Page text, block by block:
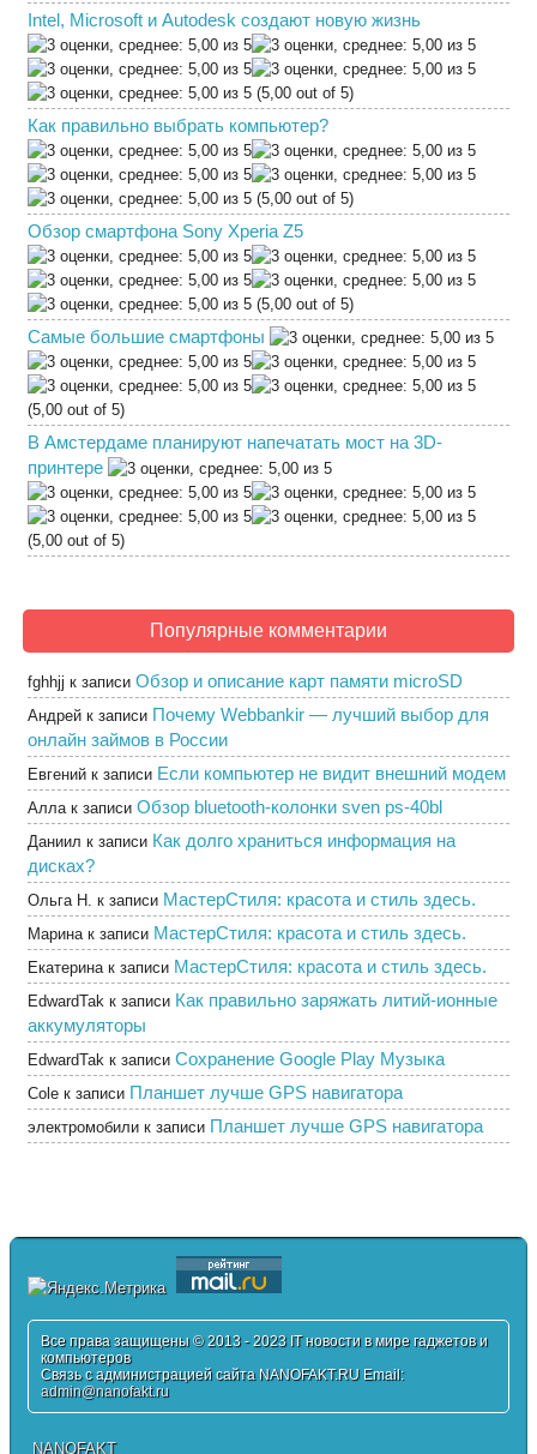
Intel, Microsoft и Autodesk создают новую жизнь
(5,00 out of 5)
Как правильно выбрать компьютер?
(5,00 out of 5)
Обзор смартфона Sony Xperia Z5
(5,00 out of 5)
Самые большие смартфоны
(5,00 out of 5)
В Амстердаме планируют напечатать мост на 3D-
принтере
(5,00 out of 5)
Популярные комментарии
fghhjj к записи Обзор и описание карт памяти microSD
Андрей к записи Почему Webbankir — лучший выбор для
онлайн займов в России
Евгений к записи Если компьютер не видит внешний модем
Аллак записи Обзор bluetooth-колонки sven ps-40bl
Даниил к записи Как долго храниться информация на
дисках?
Ольга Н. к записи МастерСтиля: красота и стиль здесь.
Маринак записи МастерСтиля: красота и стиль здесь.
Екатеринак записи МастерСтиля: красота и стиль здесь.
EdwardTak к записи Как правильно заряжать литий-ионные
аккумуляторы
EdwardTak к записи Сохранение Google Play Музыка
Cole к записи Планшет лучше GPS навигатора
электромобили к записи Планшет лучше GPS навигатора
Все права защищены © 2013 - 2023 IT новости в мире гаджетов и
компьютеров
Связь с администрацией сайта NANOFAKT.RU Email:
admin@nanofakt.ru
NANOFAKT